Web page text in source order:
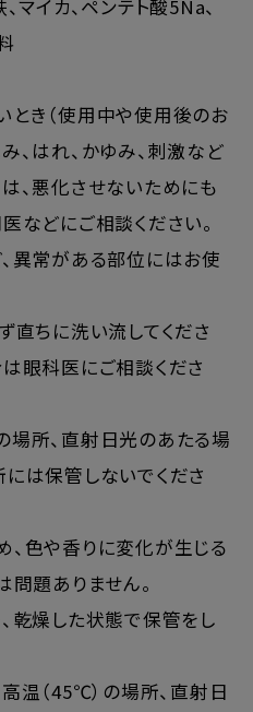
マイカ、ペンテト酸5Na、
き（使用中や使用後のお
、はれ、かゆみ、刺激など
、悪化させないためにも
などにご相談ください。
異常がある部位にはお使
直ちに洗い流してくださ
眼科医にご相談くださ
所、直射日光のあたる場
は保管しないでくださ
色や香りに変化が生じる
問題ありません。
乾燥した状態で保管をし
温（45℃）の場所、直射日